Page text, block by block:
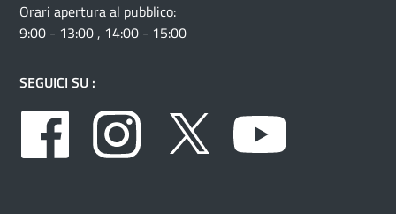
Orari apertura al pubblico:
9:00 - 13:00 , 14:00 - 15:00
SEGUICI SU :
Facebook
Instagram Twitter